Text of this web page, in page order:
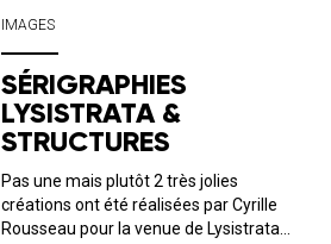
musicale tout en images !Bonne visite
dans l...
IMAGES
SÉRIGRAPHIES
LYSISTRATA &
STRUCTURES
Pas une mais plutôt 2 très jolies
créations ont été réalisées par Cyrille
Rousseau pour la venue de Lysistrata +